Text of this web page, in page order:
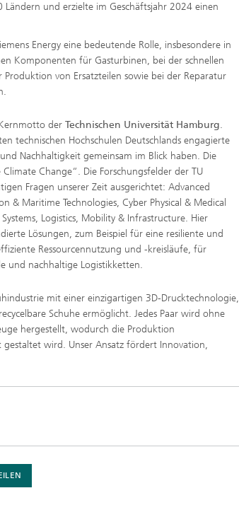
und erzielte im Geschäftsjahr 2024 einen
Energy eine bedeutende Rolle, insbesondere in
Komponenten für Gasturbinen, bei der schnellen
von Ersatzteilen sowie bei der Reparatur
Kernmotto derTechnischen Universität Hamburg.
technischen Hochschulen Deutschlands engagierte
Nachhaltigkeit gemeinsam im Blick haben. Die
Change“. Die Forschungsfelder der TU
Fragen unserer Zeit ausgerichtet: Advanced
& Maritime Technologies, Cyber Physical & Medical
Logistics, Mobility & Infrastructure. Hier
Lösungen, zum Beispiel für eine resiliente und
Ressourcennutzung und -kreisläufe, für
und nachhaltige Logistikketten.
mit einer einzigartigen 3D-Drucktechnologie,
Schuhe ermöglicht. Jedes Paar wird ohne
hergestellt, wodurch die Produktion
gestaltet wird. Unser Ansatz fördert Innovation,